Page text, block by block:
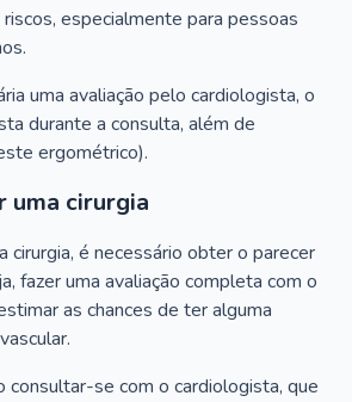
especialmente para pessoas
uma avaliação pelo cardiologista, o
durante a consulta, além de
ergométrico).
uma cirurgia
cirurgia, é necessário obter o parecer
fazer uma avaliação completa com o
as chances de ter alguma
consultar-se com o cardiologista, que